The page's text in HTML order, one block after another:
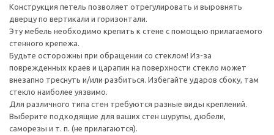
Конструкция петель позволяет отрегулировать и выровнять
дверцу по вертикали и горизонтали.
Эту мебель необходимо крепить к стене с помощью прилагаемого
стенного крепежа.
Будьте осторожны при обращении со стеклом! Из-за
поврежденных краев и царапин на поверхности стекло может
внезапно треснуть и/или разбиться. Избегайте ударов сбоку, там
стекло наиболее уязвимо.
Для различного типа стен требуются разные виды креплений.
Выберите подходящие для ваших стен шурупы, дюбели,
саморезы и т. п. (не прилагаются).